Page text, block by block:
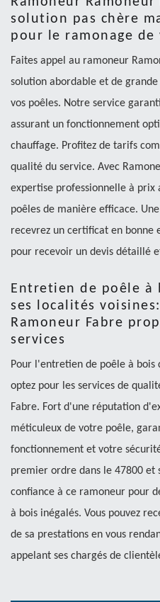
solution pas chère
pour le ramonage de
Faites appel au ramoneur
solution abordable et de
vos poêles. Notre service
assurant un fonctionnement
chauffage. Profitez de tarifs
qualité du service. Avec
expertise professionnelle à
poêles de manière efficace.
recevrez un certificat en bonne
pour recevoir un devis détaillé
Entretien de poêle à
ses localités
Ramoneur Fabre
services
Pour l'entretien de poêle à bois
optez pour les services de
Fabre. Fort d'une réputation
méticuleux de votre poêle,
fonctionnement et votre
premier ordre dans le 47800 et
confiance à ce ramoneur pour
à bois inégalés. Vous pouvez
de sa prestations en vous
appelant ses chargés de